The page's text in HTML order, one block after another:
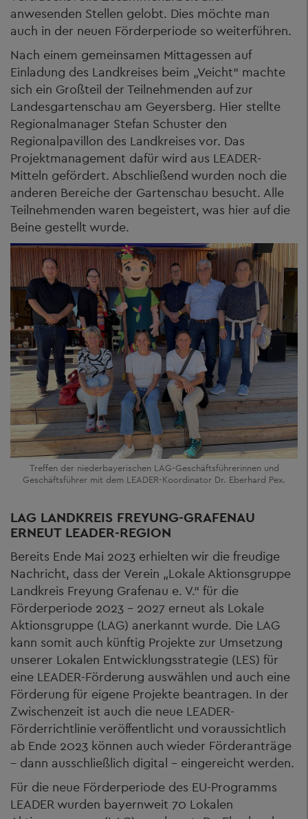
anwesenden Stellen gelobt. Dies möchte man
auch in der neuen Förderperiode so weiterführen.
Nach einem gemeinsamen Mittagessen auf
Einladung des Landkreises beim „Veicht“ machte
sich ein Großteil der Teilnehmenden auf zur
Landesgartenschau am Geyersberg. Hier stellte
Regionalmanager Stefan Schuster den
Regionalpavillon des Landkreises vor. Das
Projektmanagement dafür wird aus LEADER-
Mitteln gefördert. Abschließend wurden noch die
anderen Bereiche der Gartenschau besucht. Alle
Teilnehmenden waren begeistert, was hier auf die
Beine gestellt wurde.
Treffen der niederbayerischen LAG-Geschäftsführerinnen und
Geschäftsführer mit dem LEADER-Koordinator Dr. Eberhard Pex.
LAG LANDKREIS FREYUNG-GRAFENAU
ERNEUT LEADER-REGION
Bereits Ende Mai 2023 erhielten wir die freudige
Nachricht, dass der Verein „Lokale Aktionsgruppe
Landkreis Freyung Grafenau e. V.“ für die
Förderperiode 2023 – 2027 erneut als Lokale
Aktionsgruppe (LAG) anerkannt wurde. Die LAG
kann somit auch künftig Projekte zur Umsetzung
unserer Lokalen Entwicklungsstrategie (LES) für
eine LEADER-Förderung auswählen und auch eine
Förderung für eigene Projekte beantragen. In der
Zwischenzeit ist auch die neue LEADER-
Förderrichtlinie veröffentlicht und voraussichtlich
ab Ende 2023 können auch wieder Förderanträge
– dann ausschließlich digital – eingereicht werden.
Für die neue Förderperiode des EU-Programms
LEADER wurden bayernweit 70 Lokalen